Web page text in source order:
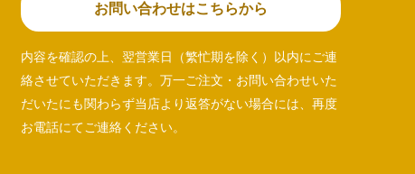
お問い合わせはこちらから
内容を確認の上、翌営業日（繁忙期を除く）以内にご連
絡させていただきます。万一ご注文・お問い合わせいた
だいたにも関わらず当店より返答がない場合には、再度
お電話にてご連絡ください。